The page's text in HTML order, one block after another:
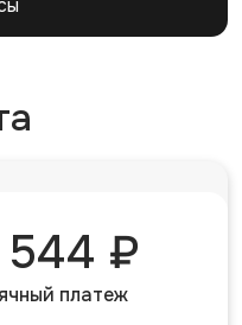
544 ₽
платеж